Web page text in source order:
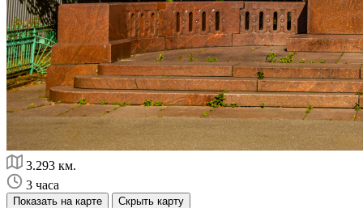
3.293 км.
3 часа
Показать на карте Скрыть карту